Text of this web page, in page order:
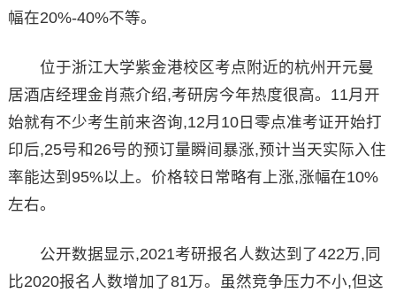
幅在20%-40%不等。
位于浙江大学紫金港校区考点附近的杭州开元曼
居酒店经理金肖燕介绍,考研房今年热度很高。11月开
始就有不少考生前来咨询,12月10日零点准考证开始打
印后,25号和26号的预订量瞬间暴涨,预计当天实际入住
率能达到95%以上。价格较日常略有上涨,涨幅在10%
左右。
公开数据显示,2021考研报名人数达到了422万,同
比2020报名人数增加了81万。虽然竞争压力不小,但这